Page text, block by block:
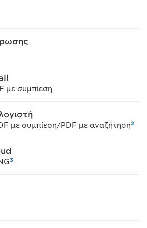
με συμπίεση
με συμπίεση/PDF με αναζήτηση2
3